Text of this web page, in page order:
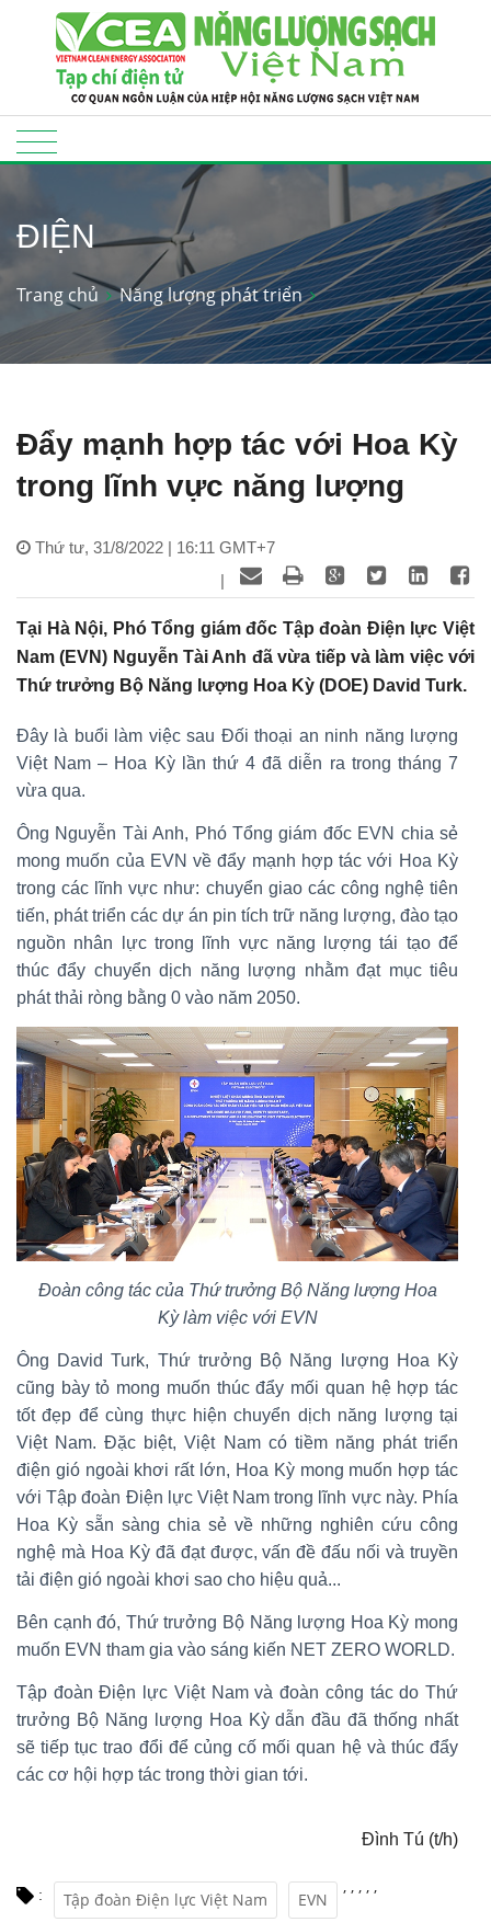
ĐIỆN
Trang chủ Năng lượng phát triển
Đẩy mạnh hợp tác với Hoa Kỳ
trong lĩnh vực năng lượng
Thứ tư, 31/8/2022 | 16:11 GMT+7
|
Tại Hà Nội, Phó Tổng giám đốc Tập đoàn Điện lực Việt
Nam (EVN) Nguyễn Tài Anh đã vừa tiếp và làm việc với
Thứ trưởng Bộ Năng lượng Hoa Kỳ (DOE) David Turk.
Đây là buổi làm việc sau Đối thoại an ninh năng lượng
Việt Nam – Hoa Kỳ lần thứ 4 đã diễn ra trong tháng 7
vừa qua.
Ông Nguyễn Tài Anh, Phó Tổng giám đốc EVN chia sẻ
mong muốn của EVN về đẩy mạnh hợp tác với Hoa Kỳ
trong các lĩnh vực như: chuyển giao các công nghệ tiên
tiến, phát triển các dự án pin tích trữ năng lượng, đào tạo
nguồn nhân lực trong lĩnh vực năng lượng tái tạo để
thúc đẩy chuyển dịch năng lượng nhằm đạt mục tiêu
phát thải ròng bằng 0 vào năm 2050.
Đoàn công tác của Thứ trưởng Bộ Năng lượng Hoa
Kỳ làm việc với EVN
Ông David Turk, Thứ trưởng Bộ Năng lượng Hoa Kỳ
cũng bày tỏ mong muốn thúc đẩy mối quan hệ hợp tác
tốt đẹp để cùng thực hiện chuyển dịch năng lượng tại
Việt Nam. Đặc biệt, Việt Nam có tiềm năng phát triển
điện gió ngoài khơi rất lớn, Hoa Kỳ mong muốn hợp tác
với Tập đoàn Điện lực Việt Nam trong lĩnh vực này. Phía
Hoa Kỳ sẵn sàng chia sẻ về những nghiên cứu công
nghệ mà Hoa Kỳ đã đạt được, vấn đề đấu nối và truyền
tải điện gió ngoài khơi sao cho hiệu quả...
Bên cạnh đó, Thứ trưởng Bộ Năng lượng Hoa Kỳ mong
muốn EVN tham gia vào sáng kiến NET ZERO WORLD.
Tập đoàn Điện lực Việt Nam và đoàn công tác do Thứ
trưởng Bộ Năng lượng Hoa Kỳ dẫn đầu đã thống nhất
sẽ tiếp tục trao đổi để củng cố mối quan hệ và thúc đẩy
các cơ hội hợp tác trong thời gian tới.
Đình Tú (t/h)
: Tập đoàn Điện lực Việt Nam
,
EVN
, , , ,